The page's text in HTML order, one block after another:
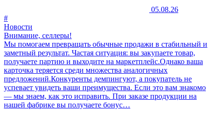
05.08.26
#
Новости
Внимание, селлеры!
Мы помогаем превращать обычные продажи в стабильный и
заметный результат. Частая ситуация: вы закупаете товар,
получаете партию и выходите на маркетплейс.Однако ваша
карточка теряется среди множества аналогичных
предложений.Конкуренты демпингуют, а покупатель не
успевает увидеть ваши преимущества. Если это вам знакомо
— мы знаем, как это исправить. При заказе продукции на
нашей фабрике вы получаете бонус…